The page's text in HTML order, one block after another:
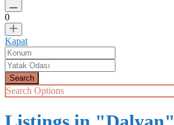
0
Kapat
Search Options